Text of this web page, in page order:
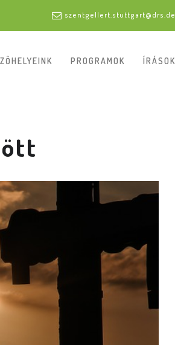
szentgellert.stuttgart@drs.de
PROGRAMOK ÍRÁSOK